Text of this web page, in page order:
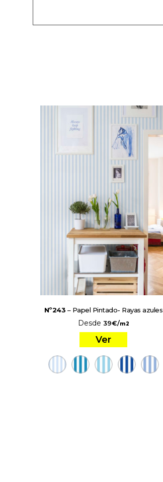
Nº243 – Papel Pintado- Rayas azules
Desde 39€/m2
Ver